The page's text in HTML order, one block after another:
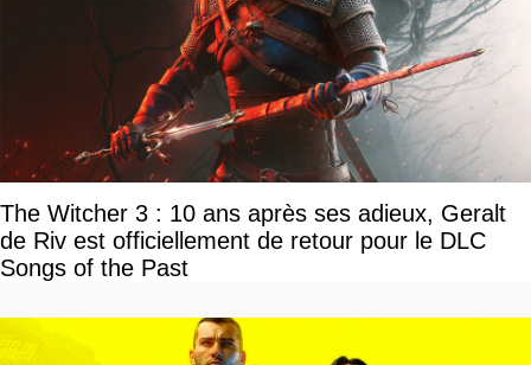
The Witcher 3 : 10 ans après ses adieux, Geralt
de Riv est officiellement de retour pour le DLC
Songs of the Past